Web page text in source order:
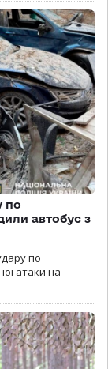
по
автобус з
по
атаки на